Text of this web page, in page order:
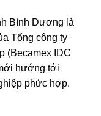
Bình Dương là
Tổng công ty
(Becamex IDC
hướng tới
phức hợp.